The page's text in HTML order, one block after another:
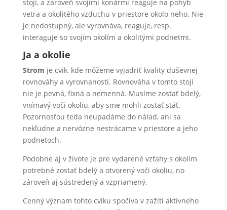
stojí, a zároveň svojimi konármi reaguje na pohyb
vetra a okolitého vzduchu v priestore okolo neho. Nie
je nedostupný, ale vyrovnáva, reaguje, resp.
interaguje so svojím okolím a okolitými podnetmi.
Ja a okolie
Strom je cvik, kde môžeme vyjadriť kvality duševnej
rovnováhy a vyrovnanosti. Rovnováha v tomto stoji
nie je pevná, fixná a nemenná. Musíme zostať bdelý,
vnímavý voči okoliu, aby sme mohli zostať stáť.
Pozornosťou teda neupadáme do nálad, ani sa
nekľudne a nervózne nestrácame v priestore a jeho
podnetoch.
Podobne aj v živote je pre vydarené vzťahy s okolím
potrebné zostať bdelý a otvorený voči okoliu, no
zároveň aj sústredený a vzpriamený.
Cenný význam tohto cviku spočíva v zažití aktívneho